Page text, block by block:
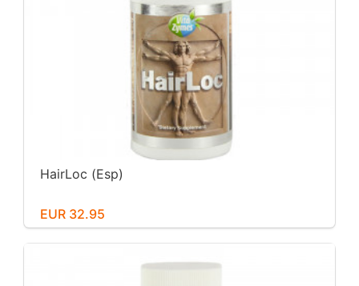
HairLoc (Esp)
EUR 32.95